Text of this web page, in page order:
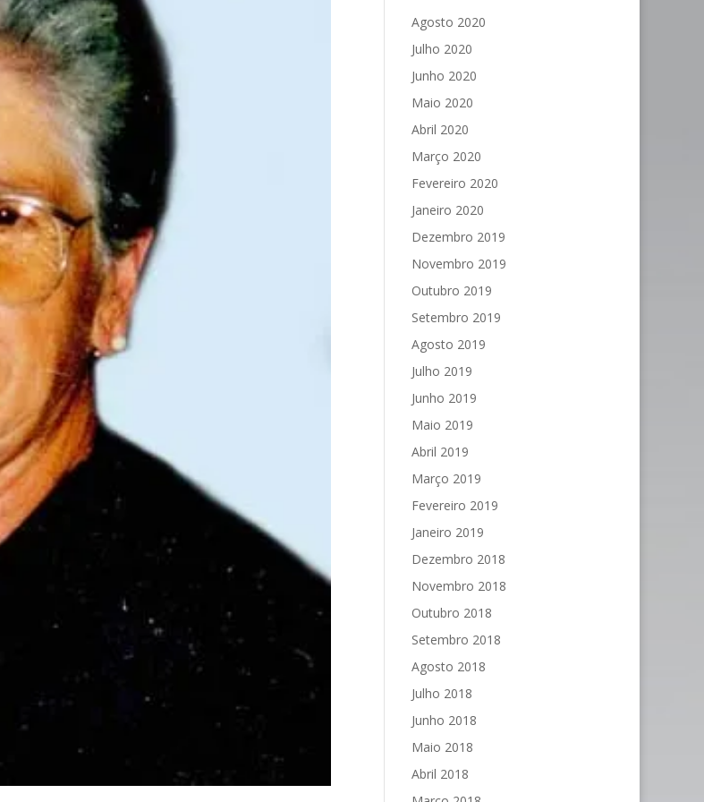
Agosto 2020
Julho 2020
Junho 2020
Maio 2020
Abril 2020
Março 2020
Fevereiro 2020
Janeiro 2020
Dezembro 2019
Novembro 2019
Outubro 2019
Setembro 2019
Agosto 2019
Julho 2019
Junho 2019
Maio 2019
Abril 2019
Março 2019
Fevereiro 2019
Janeiro 2019
Dezembro 2018
Novembro 2018
Outubro 2018
Setembro 2018
Agosto 2018
Julho 2018
Junho 2018
Maio 2018
Abril 2018